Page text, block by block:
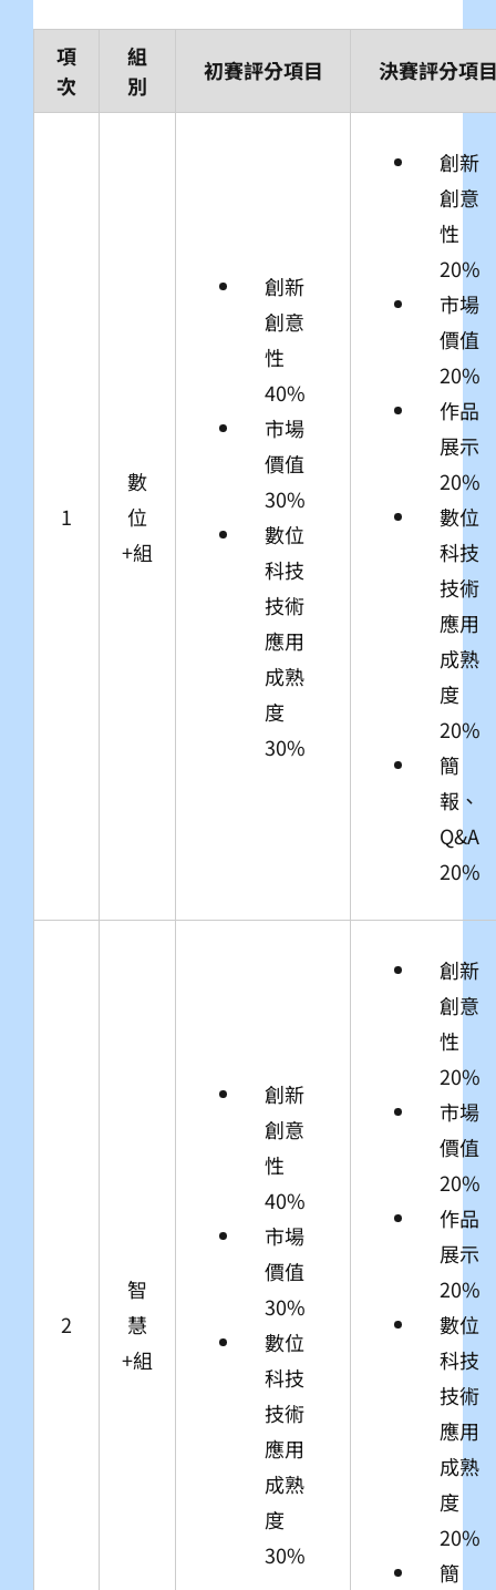
項
次
組
別
初賽評分項目 決賽評分項
1
數
位
+組
創新
創意
性
40%
市場
價值
30%
數位
科技
技術
應用
成熟
度
30%
創新
創意
性
20%
市場
價值
20%
作品
展示
20%
數位
科技
技術
應用
成熟
度
20%
簡
報、
Q&A
20%
2
智
慧
+組
創新
創意
性
40%
市場
價值
30%
數位
科技
技術
應用
成熟
度
30%
創新
創意
性
20%
市場
價值
20%
作品
展示
20%
數位
科技
技術
應用
成熟
度
20%
簡